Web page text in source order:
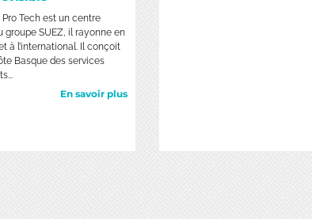
Pro Tech est un centre
groupe SUEZ, il rayonne en
à l’international. Il conçoit
Basque des services
En savoir plus